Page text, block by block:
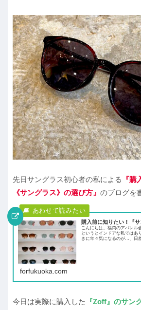
先日サングラス初心者の私による
『購
《サングラス》の選び方』 のブログを
購入前に知りたい！『
こんにちは。福岡のアパレル
というとインドアな私ではあ
きに年々気になるのが…、日
forfukuoka.com
今日は実際に購入した
『Zoff』のサン